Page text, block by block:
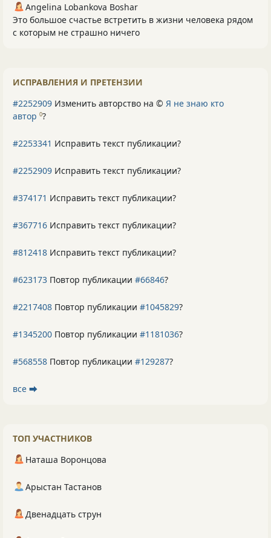
Angelina Lobankova Boshar
Это большое счастье встретить в жизни человека рядом
с которым не страшно ничего
ИСПРАВЛЕНИЯ И ПРЕТЕНЗИИ
#2252909 Изменить авторство на © Я не знаю кто
автор 0?
#2253341 Исправить текст публикации?
#2252909 Исправить текст публикации?
#374171 Исправить текст публикации?
#367716 Исправить текст публикации?
#812418 Исправить текст публикации?
#623173 Повтор публикации #66846?
#2217408 Повтор публикации #1045829?
#1345200 Повтор публикации #1181036?
#568558 Повтор публикации #129287?
все ⮕
ТОП УЧАСТНИКОВ
Наташа Воронцова
Арыстан Тастанов
Двенадцать струн